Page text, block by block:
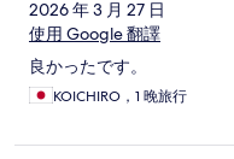
2026 年 3 月 27 日
使用 Google 翻譯
良かったです。
KOICHIRO，1 晚旅行